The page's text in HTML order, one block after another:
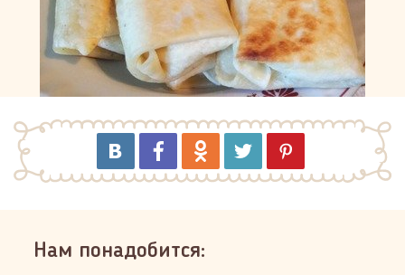
Нам понадобится: